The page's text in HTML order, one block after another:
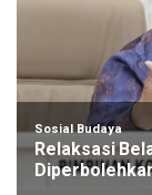
Sosial Budaya
Relaksasi